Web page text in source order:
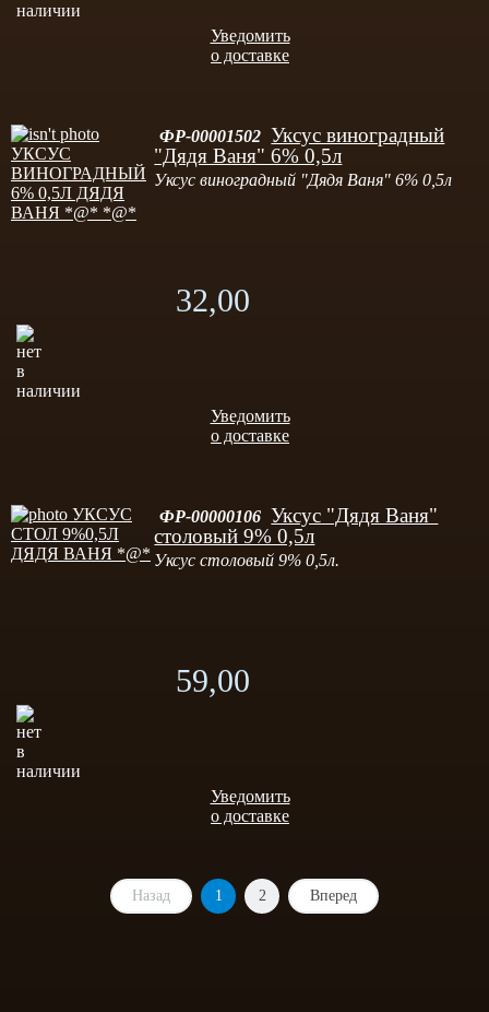
Уведомить
о доставке
ФР-00001502 Уксус виноградный
"Дядя Ваня" 6% 0,5л
Уксус виноградный "Дядя Ваня" 6% 0,5л
32,00
Уведомить
о доставке
ФР-00000106 Уксус "Дядя Ваня"
столовый 9% 0,5л
Уксус столовый 9% 0,5л.
59,00
Уведомить
о доставке
Назад 1 2 Вперед